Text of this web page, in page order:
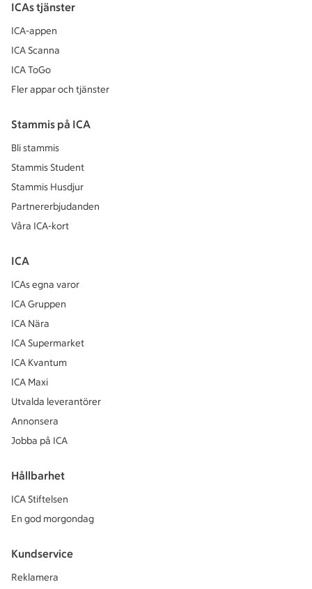
ICAs tjänster
ICA-appen
ICA Scanna
ICA ToGo
Fler appar och tjänster
Stammis på ICA
Bli stammis
Stammis Student
Stammis Husdjur
Partnererbjudanden
Våra ICA-kort
ICA
ICAs egna varor
ICA Gruppen
ICA Nära
ICA Supermarket
ICA Kvantum
ICA Maxi
Utvalda leverantörer
Annonsera
Jobba på ICA
Hållbarhet
ICA Stiftelsen
En god morgondag
Kundservice
Reklamera